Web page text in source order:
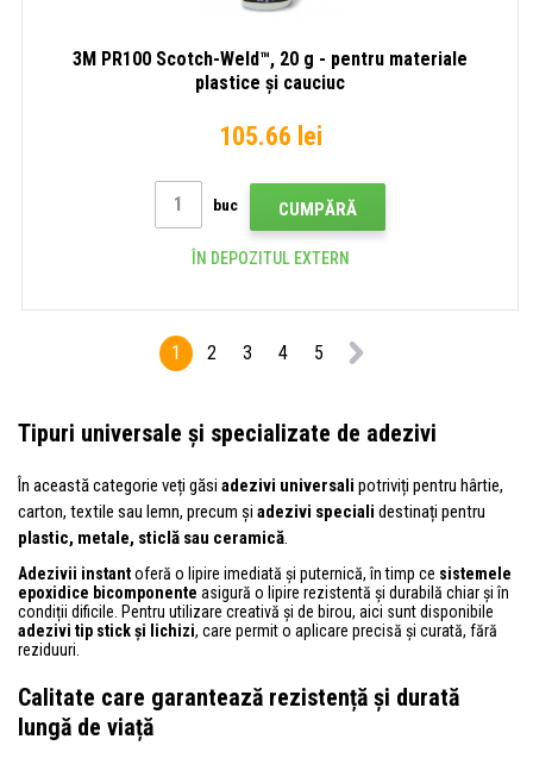
3M PR100 Scotch-Weld™, 20 g - pentru materiale
plastice și cauciuc
105.66 lei
buc CUMPĂRĂ
ÎN DEPOZITUL EXTERN
1 2 3 4 5
Tipuri universale și specializate de adezivi
În această categorie veți găsi adezivi universali potriviți pentru hârtie,
carton, textile sau lemn, precum și adezivi speciali destinați pentru
plastic, metale, sticlă sau ceramică.
Adezivii instantoferă o lipire imediată și puternică, în timp ce sistemele
epoxidice bicomponente asigură o lipire rezistentă și durabilă chiar și în
condiții dificile. Pentru utilizare creativă și de birou, aici sunt disponibile
adezivi tip stick și lichizi, care permit o aplicare precisă și curată, fără
reziduuri.
Calitate care garantează rezistență și durată
lungă de viață